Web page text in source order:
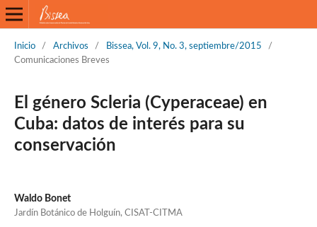
Inicio / Archivos / Bissea, Vol. 9, No. 3, septiembre/2015
/
Comunicaciones Breves
El género Scleria (Cyperaceae) en
Cuba: datos de interés para su
conservación
Waldo Bonet
Jardín Botánico de Holguín, CISAT-CITMA